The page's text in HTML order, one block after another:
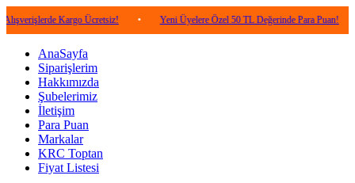
Kargo Ücretsiz! • Yeni Üyelere Özel 50 TL Değerinde Para Puan! •
AnaSayfa
Siparişlerim
Hakkımızda
Şubelerimiz
İletişim
Para Puan
Markalar
KRC Toptan
Fiyat Listesi